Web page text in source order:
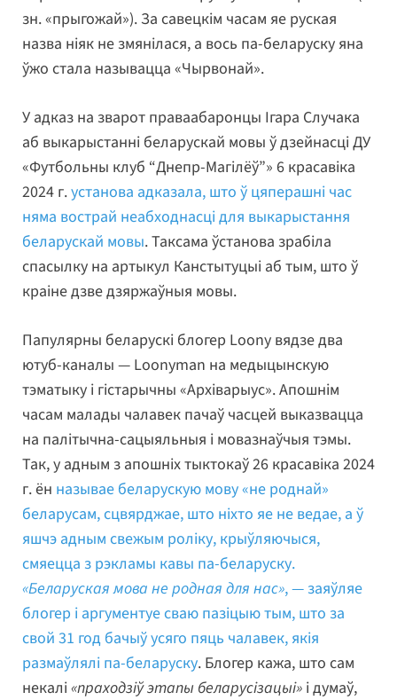
зн. «прыгожай»). За савецкім часам яе руская
назва ніяк не змянілася, а вось па-беларуску яна
ўжо стала называцца «Чырвонай».
У адказ на зварот праваабаронцы Ігара Случака
аб выкарыстанні беларускай мовы ў дзейнасці ДУ
«Футбольны клуб “Днепр-Магілёў”» 6 красавіка
2024 г.установа адказала, што ў цяперашні час
няма вострай неабходнасці для выкарыстання
беларускай мовы. Таксама ўстанова зрабіла
спасылку на артыкул Канстытуцыі аб тым, што ў
краіне дзве дзяржаўныя мовы.
Папулярны беларускі блогер Loony вядзе два
ютуб-каналы — Loonyman на медыцынскую
тэматыку і гістарычны «Архіварыус». Апошнім
часам малады чалавек пачаў часцей выказвацца
на палітычна-сацыяльныя і мовазнаўчыя тэмы.
Так, у адным з апошніх тыктокаў 26 красавіка 2024
г. ён называе беларускую мову «не роднай»
беларусам, сцвярджае, што ніхто яе не ведае, а ў
яшчэ адным свежым роліку, крыўляючыся,
смяецца з рэкламы кавы па-беларуску.
«Беларуская мова не родная для нас», — заяўляе
блогер і аргументуе сваю пазіцыю тым, што за
свой 31 год бачыў усяго пяць чалавек, якія
размаўлялі па-беларуску. Блогер кажа, што сам
некалі«праходзіў этапы беларусізацыі» і думаў,